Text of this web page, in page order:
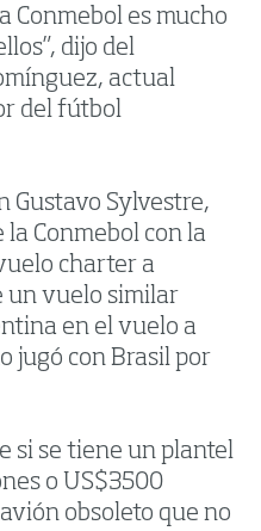
Conmebol es mucho
dijo del
actual
del fútbol
Gustavo Sylvestre,
Conmebol con la
charter a
un vuelo similar
en el vuelo a
jugó con Brasil por
si se tiene un plantel
o US$3500
obsoleto que no